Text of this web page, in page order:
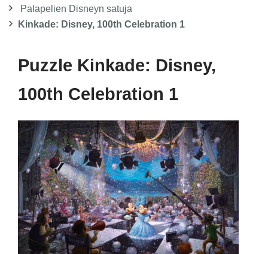
Palapelien Disneyn satuja
Kinkade: Disney, 100th Celebration 1
Puzzle Kinkade: Disney,
100th Celebration 1